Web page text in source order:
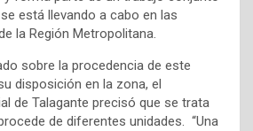
está llevando a cabo en las
la Región Metropolitana.
sobre la procedencia de este
disposición en la zona, el
de Talagante precisó que se trata
de diferentes unidades. “Una